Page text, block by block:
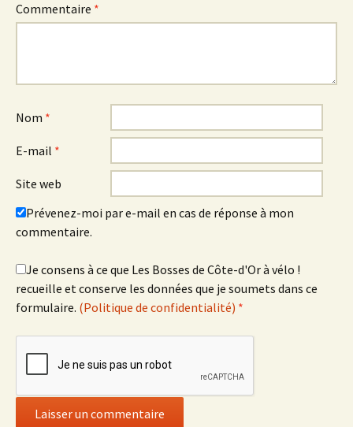
Commentaire *
Nom *
E-mail *
Site web
Prévenez-moi par e-mail en cas de réponse à mon
commentaire.
Je consens à ce que Les Bosses de Côte-d'Or à vélo !
recueille et conserve les données que je soumets dans ce
formulaire. (Politique de confidentialité) *